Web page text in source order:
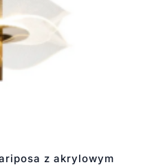
z akrylowym